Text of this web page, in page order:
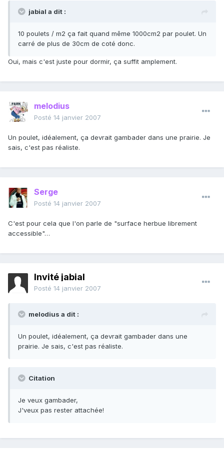
jabial a dit :
10 poulets / m2 ça fait quand même 1000cm2 par poulet. Un
carré de plus de 30cm de coté donc.
Oui, mais c'est juste pour dormir, ça suffit amplement.
melodius
Posté 14 janvier 2007
Un poulet, idéalement, ça devrait gambader dans une prairie. Je
sais, c'est pas réaliste.
Serge
Posté 14 janvier 2007
C'est pour cela que l'on parle de "surface herbue librement
accessible"…
Invité jabial
Posté 14 janvier 2007
melodius a dit :
Un poulet, idéalement, ça devrait gambader dans une
prairie. Je sais, c'est pas réaliste.
Citation
Je veux gambader,
J'veux pas rester attachée!